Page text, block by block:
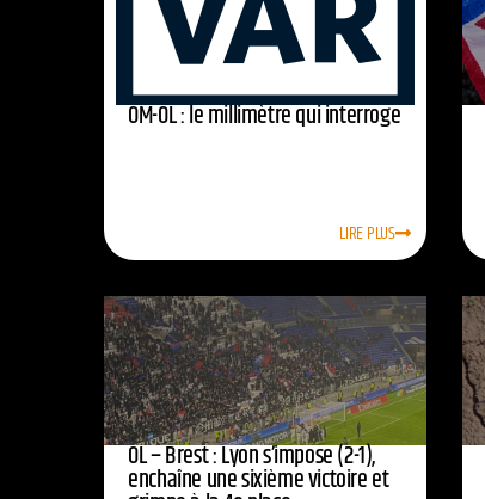
OM-OL : le millimètre qui interroge
LIRE PLUS
OL – Brest : Lyon s’impose (2-1),
enchaîne une sixième victoire et